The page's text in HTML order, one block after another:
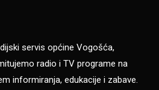
servis općine Vogošća,
radio i TV programe na
informiranja, edukacije i zabave.